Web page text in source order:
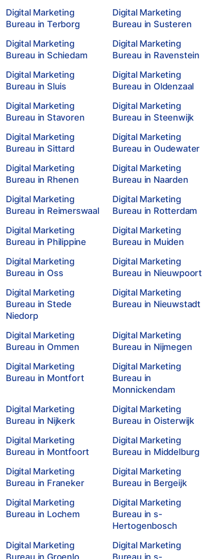
Digital Marketing
Bureau in Terborg
Digital Marketing
Bureau in Susteren
Digital Marketing
Bureau in Schiedam
Digital Marketing
Bureau in Ravenstein
Digital Marketing
Bureau in Sluis
Digital Marketing
Bureau in Oldenzaal
Digital Marketing
Bureau in Stavoren
Digital Marketing
Bureau in Steenwijk
Digital Marketing
Bureau in Sittard
Digital Marketing
Bureau in Oudewater
Digital Marketing
Bureau in Rhenen
Digital Marketing
Bureau in Naarden
Digital Marketing
Bureau in Reimerswaal
Digital Marketing
Bureau in Rotterdam
Digital Marketing
Bureau in Philippine
Digital Marketing
Bureau in Muiden
Digital Marketing
Bureau in Oss
Digital Marketing
Bureau in Nieuwpoort
Digital Marketing
Bureau in Stede
Niedorp
Digital Marketing
Bureau in Nieuwstadt
Digital Marketing
Bureau in Ommen
Digital Marketing
Bureau in Nijmegen
Digital Marketing
Bureau in Montfort
Digital Marketing
Bureau in
Monnickendam
Digital Marketing
Bureau in Nijkerk
Digital Marketing
Bureau in Oisterwijk
Digital Marketing
Bureau in Montfoort
Digital Marketing
Bureau in Middelburg
Digital Marketing
Bureau in Franeker
Digital Marketing
Bureau in Bergeijk
Digital Marketing
Bureau in Lochem
Digital Marketing
Bureau in s-
Hertogenbosch
Digital Marketing
Bureau in Groenlo
Digital Marketing
Bureau in s-